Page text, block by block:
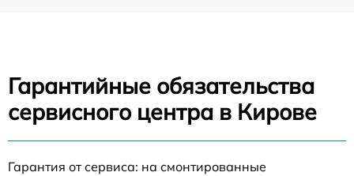
Гарантийные обязательства
сервисного центра в Кирове
Гарантия от сервиса: на смонтированные